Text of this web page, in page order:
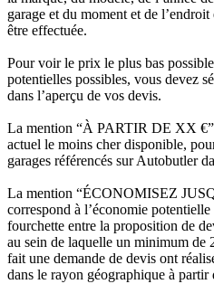
garage et du moment et de
être effectuée.
Pour voir le prix le plus bas
potentielles possibles, vous devez
dans l’aperçu de vos devis.
La mention “À PARTIR DE XX
actuel le moins cher disponible,
garages référencés sur Autobutler
La mention “ÉCONOMISEZ
correspond à l’économie
fourchette entre la proposition de
au sein de laquelle un minimum de
fait une demande de devis ont
dans le rayon géographique à partir